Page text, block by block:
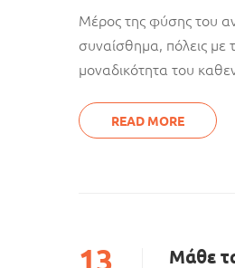
Μέρος της φύσης του
συναίσθημα, πόλεις με
μοναδικότητα του
READ MORE
13 Μάθε